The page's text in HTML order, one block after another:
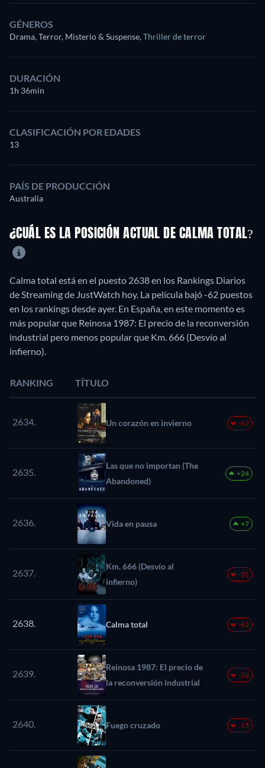
GÉNEROS
Drama, Terror, Misterio & Suspense,Thriller de terror
DURACIÓN
1h 36min
CLASIFICACIÓN POR EDADES
13
PAÍS DE PRODUCCIÓN
Australia
¿CUÁL ES LA POSICIÓN ACTUAL DE CALMA TOTAL?
Calma total está en el puesto 2638 en los Rankings Diarios
de Streaming de JustWatch hoy. La película bajó -62 puestos
en los rankings desde ayer. En España, en este momento es
más popular que Reinosa 1987: El precio de la reconversión
industrial pero menos popular que Km. 666 (Desvío al
infierno).
RANKING TÍTULO
2634. Un corazón en invierno -62
2635.
Las que no importan (The
Abandoned)
+24
2636. Vida en pausa +7
2637.
Km. 666 (Desvío al
infierno)
-31
2638. Calma total -62
2639.
Reinosa 1987: El precio de
la reconversión industrial
-52
2640. Fuego cruzado -15